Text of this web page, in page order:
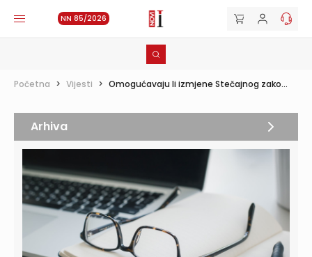
NN 85/2026
Početna > Vijesti > Omogućavaju li izmjene Stečajnog zako...
Arhiva